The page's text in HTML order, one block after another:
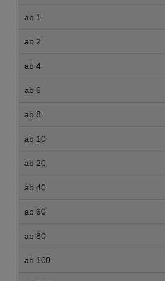
ab 1
ab 2
ab 4
ab 6
ab 8
ab 10
ab 20
ab 40
ab 60
ab 80
ab 100